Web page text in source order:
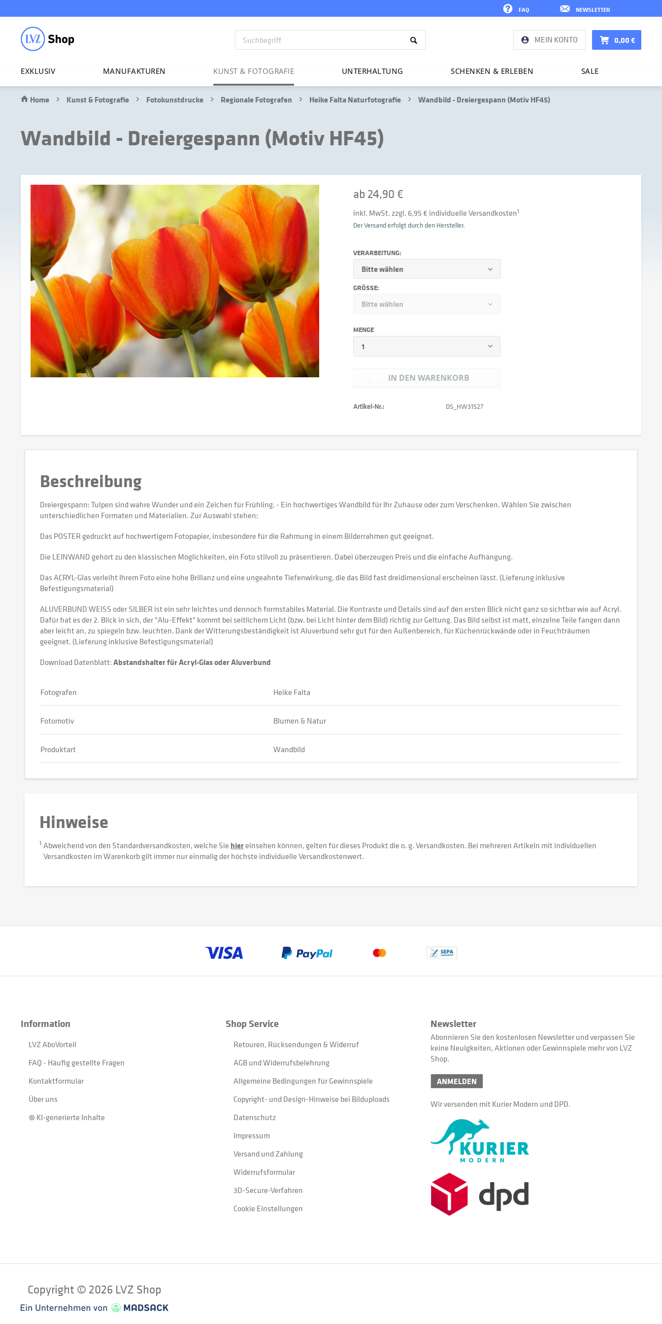
NEWSLETTER
FAQ
MEIN KONTO 0,00 €
EXKLUSIV MANU­FAK­TUREN KUNST & FOTO­GRAFIE UNTER­HAL­TUNG SCHENKEN & ERLEBEN SALE
Home Kunst & Fotografie Fotokunstdrucke Regionale Fotografen Heike Falta Naturfotografie Wandbild - Dreiergespann (Motiv HF45)
Wandbild - Dreiergespann (Motiv HF45)
ab 24,90 €
inkl. MwSt. zzgl. 6,95 € individuelle Versandkosten1
Der Versand erfolgt durch den Hersteller.
VERARBEITUNG:
GRÖSSE:
MENGE
IN DEN WARENKORB
Artikel-Nr.: DS_HW31527
Beschreibung
Dreiergespann: Tulpen sind wahre Wunder und ein Zeichen für Frühling. - Ein hochwertiges Wandbild für Ihr Zuhause oder zum Verschenken. Wählen Sie zwischen
unterschiedlichen Formaten und Materialien. Zur Auswahl stehen:
Das POSTER gedruckt auf hochwertigem Fotopapier, insbesondere für die Rahmung in einem Bilderrahmen gut geeignet.
Die LEINWAND gehört zu den klassischen Möglichkeiten, ein Foto stilvoll zu präsentieren. Dabei überzeugen Preis und die einfache Aufhängung.
Das ACRYL-Glas verleiht Ihrem Foto eine hohe Brillanz und eine ungeahnte Tiefenwirkung, die das Bild fast dreidimensional erscheinen lässt. (Lieferung inklusive
Befestigungsmaterial)
ALUVERBUND WEISS oder SILBER ist ein sehr leichtes und dennoch formstabiles Material. Die Kontraste und Details sind auf den ersten Blick nicht ganz so sichtbar wie auf Acryl.
Dafür hat es der 2. Blick in sich, der "Alu-Effekt" kommt bei seitlichem Licht (bzw. bei Licht hinter dem Bild) richtig zur Geltung. Das Bild selbst ist matt, einzelne Teile fangen dann
aber leicht an, zu spiegeln bzw. leuchten. Dank der Witterungsbeständigkeit ist Aluverbund sehr gut für den Außenbereich, für Küchenrückwände oder in Feuchträumen
geeignet. (Lieferung inklusive Befestigungsmaterial)
Download Datenblatt:Abstandshalter für Acryl-Glas oder Aluverbund
Fotografen Heike Falta
Fotomotiv Blumen & Natur
Produktart Wandbild
Hinweise
1 Abweichend von den Standardversandkosten, welche Sie hiereinsehen können, gelten für dieses Produkt die o. g. Versandkosten. Bei mehreren Artikeln mit individuellen
Versandkosten im Warenkorb gilt immer nur einmalig der höchste individuelle Versandkostenwert.
Information
LVZ AboVorteil
FAQ - Häufig gestellte Fragen
Kontaktformular
Über uns
⊛ KI-generierte Inhalte
Shop Service
Retouren, Rücksendungen & Widerruf
AGB und Widerrufsbelehrung
Allgemeine Bedingungen für Gewinnspiele
Copyright- und Design-Hinweise bei Bilduploads
Datenschutz
Impressum
Versand und Zahlung
Widerrufsformular
3D-Secure-Verfahren
Cookie Einstellungen
Newsletter
Abonnieren Sie den kostenlosen Newsletter und verpassen Sie
keine Neuigkeiten, Aktionen oder Gewinnspiele mehr von LVZ
Shop.
ANMELDEN
Wir versenden mit Kurier Modern und DPD.
Copyright © 2026 LVZ Shop